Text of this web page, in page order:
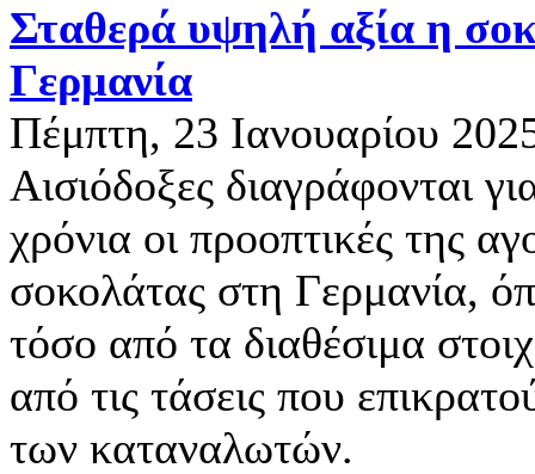
Σταθερά υψηλή αξία η
Γερμανία
Πέμπτη, 23 Ιανουαρίου
Αισιόδοξες διαγράφονται
χρόνια οι προοπτικές της
σοκολάτας στη Γερμανία,
τόσο από τα διαθέσιμα
από τις τάσεις που
των καταναλωτών.